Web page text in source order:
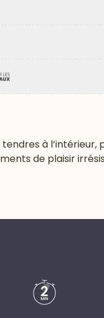
à l’intérieur,
de plaisir